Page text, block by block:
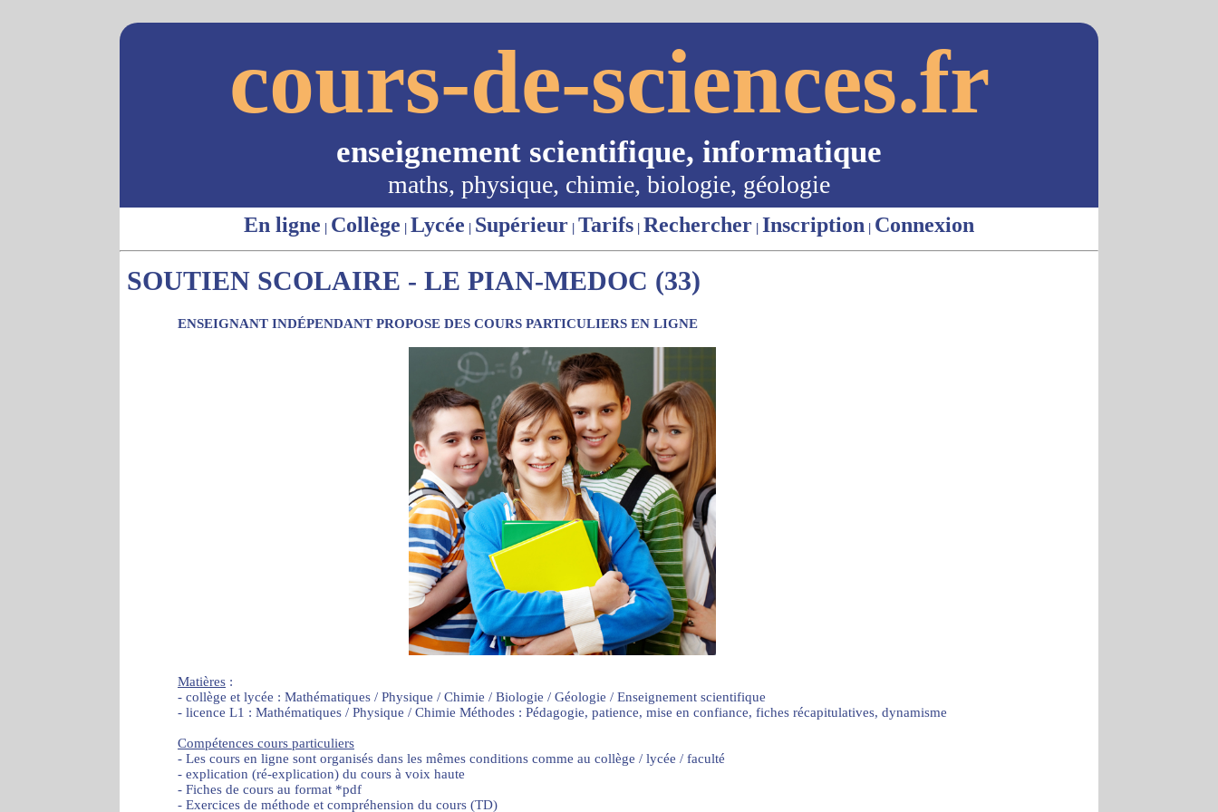
cours-de-sciences.fr
enseignement scientifique, informatique
maths, physique, chimie, biologie, géologie
En ligne | Collège | Lycée | Supérieur | Tarifs | Rechercher | Inscription | Connexion
SOUTIEN SCOLAIRE - LE PIAN-MEDOC (33)
ENSEIGNANT INDÉPENDANT PROPOSE DES COURS PARTICULIERS EN LIGNE
Matières :
- collège et lycée : Mathématiques / Physique / Chimie / Biologie / Géologie / Enseignement scientifique
- licence L1 : Mathématiques / Physique / Chimie Méthodes : Pédagogie, patience, mise en confiance, fiches récapitulatives, dynamisme
Compétences cours particuliers
- Les cours en ligne sont organisés dans les mêmes conditions comme au collège / lycée / faculté
- explication (ré-explication) du cours à voix haute
- Fiches de cours au format *pdf
- Exercices de méthode et compréhension du cours (TD)